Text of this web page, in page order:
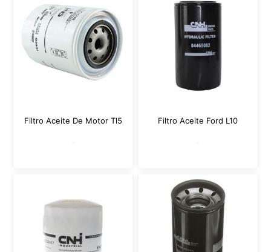
Filtro Aceite De Motor Tl5 Filtro Aceite Ford L10